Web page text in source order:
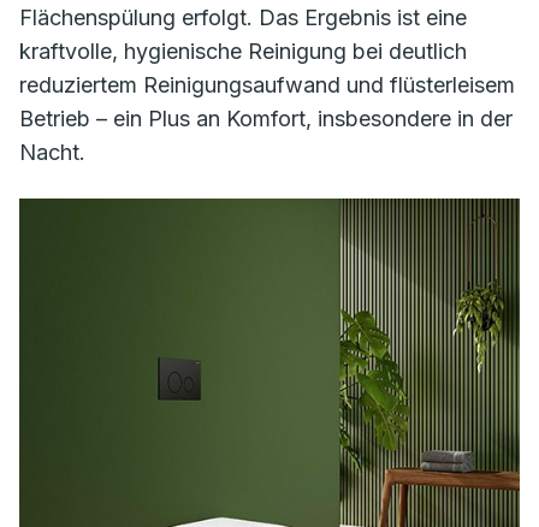
Flächenspülung erfolgt. Das Ergebnis ist eine
kraftvolle, hygienische Reinigung bei deutlich
reduziertem Reinigungsaufwand und flüsterleisem
Betrieb – ein Plus an Komfort, insbesondere in der
Nacht.